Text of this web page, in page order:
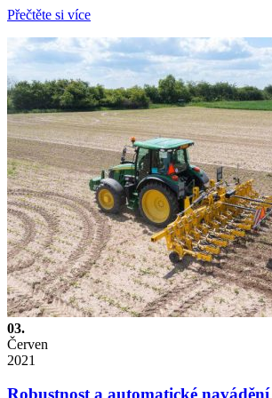
Přečtěte si více
03.
Červen
2021